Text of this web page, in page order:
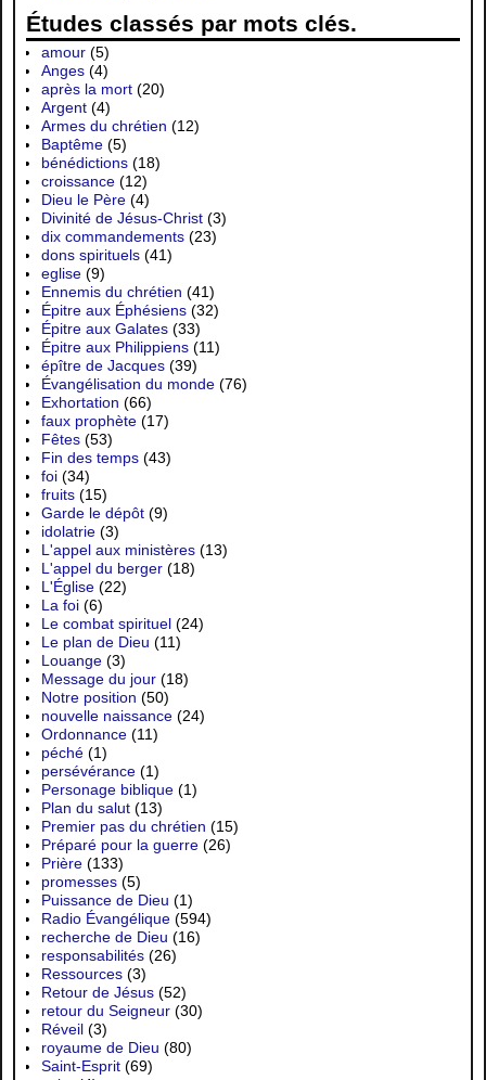
Études classés par mots clés.
amour (5)
Anges (4)
après la mort (20)
Argent (4)
Armes du chrétien (12)
Baptême (5)
bénédictions (18)
croissance (12)
Dieu le Père (4)
Divinité de Jésus-Christ (3)
dix commandements (23)
dons spirituels (41)
eglise (9)
Ennemis du chrétien (41)
Épitre aux Éphésiens (32)
Épitre aux Galates (33)
Épitre aux Philippiens (11)
épître de Jacques (39)
Évangélisation du monde (76)
Exhortation (66)
faux prophète (17)
Fêtes (53)
Fin des temps (43)
foi (34)
fruits (15)
Garde le dépôt (9)
idolatrie (3)
L'appel aux ministères (13)
L'appel du berger (18)
L'Église (22)
La foi (6)
Le combat spirituel (24)
Le plan de Dieu (11)
Louange (3)
Message du jour (18)
Notre position (50)
nouvelle naissance (24)
Ordonnance (11)
péché (1)
persévérance (1)
Personage biblique (1)
Plan du salut (13)
Premier pas du chrétien (15)
Préparé pour la guerre (26)
Prière (133)
promesses (5)
Puissance de Dieu (1)
Radio Évangélique (594)
recherche de Dieu (16)
responsabilités (26)
Ressources (3)
Retour de Jésus (52)
retour du Seigneur (30)
Réveil (3)
royaume de Dieu (80)
Saint-Esprit (69)